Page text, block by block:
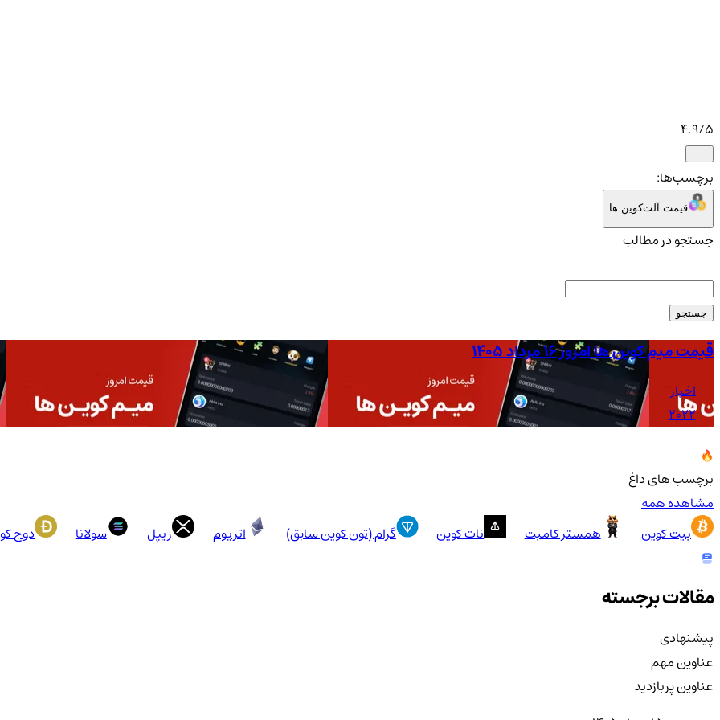
4.9/5
برچسب‌ها:
قیمت آلت‌کوین ها
جستجو در مطالب
جستجو
قیمت میم کوین ها امروز ۱۶ مرداد ۱۴۰۵
اخبار
2022
برچسب های داغ
مشاهده همه
بیت کوین
همستر کامبت نات کوین گرام (تون کوین سابق) اتریوم ریپل سولانا دوج
مقالات برجسته
پیشنهادی
عناوین مهم
عناوین پربازدید